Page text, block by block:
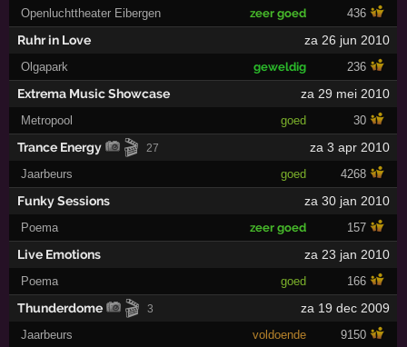
Openluchttheater Eibergen zeer goed 436
Ruhr in Love za 26 jun 2010
Olgapark geweldig 236
Extrema Music Showcase za 29 mei 2010
Metropool goed 30
Trance Energy 🎬 27 za 3 apr 2010
Jaarbeurs goed 4268
Funky Sessions za 30 jan 2010
Poema zeer goed 157
Live Emotions za 23 jan 2010
Poema goed 166
Thunderdome 🎬 3 za 19 dec 2009
Jaarbeurs voldoende 9150